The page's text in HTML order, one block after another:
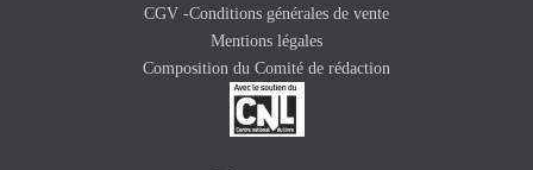
CGV -Conditions générales de vente
Mentions légales
Composition du Comité de rédaction